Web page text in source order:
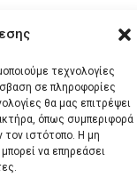
τεχνολογίες
σε πληροφορίες
θα μας επιτρέψει
όπως συμπεριφορά
τον ιστότοπο. Η μη
να επηρεάσει